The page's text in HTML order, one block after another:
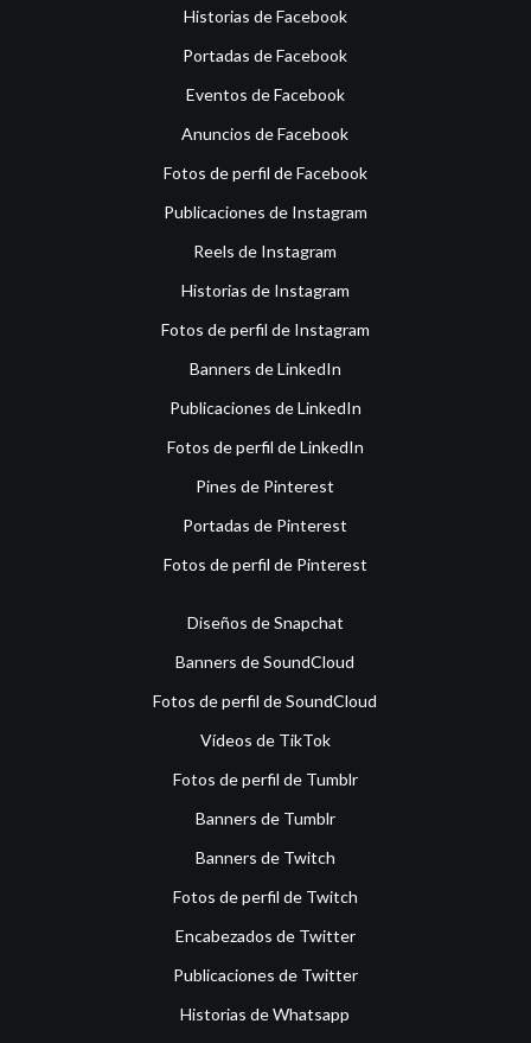
Historias de Facebook
Portadas de Facebook
Eventos de Facebook
Anuncios de Facebook
Fotos de perfil de Facebook
Publicaciones de Instagram
Reels de Instagram
Historias de Instagram
Fotos de perfil de Instagram
Banners de LinkedIn
Publicaciones de LinkedIn
Fotos de perfil de LinkedIn
Pines de Pinterest
Portadas de Pinterest
Fotos de perfil de Pinterest
Diseños de Snapchat
Banners de SoundCloud
Fotos de perfil de SoundCloud
Vídeos de TikTok
Fotos de perfil de Tumblr
Banners de Tumblr
Banners de Twitch
Fotos de perfil de Twitch
Encabezados de Twitter
Publicaciones de Twitter
Historias de Whatsapp